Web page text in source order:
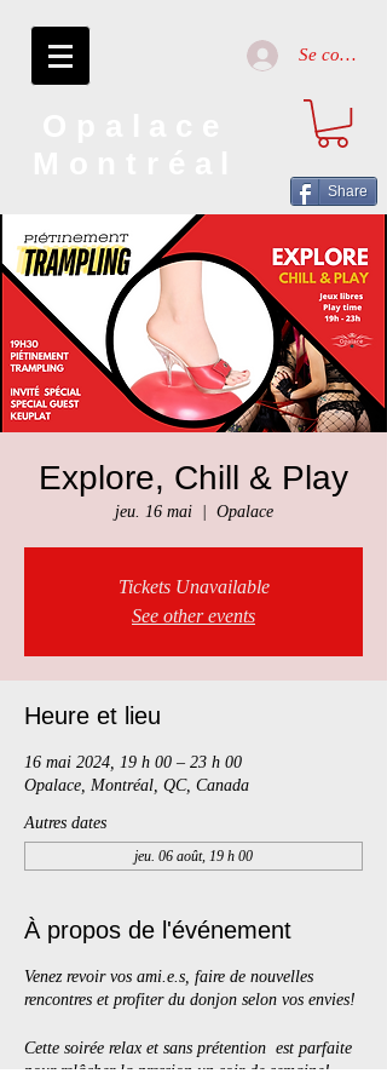
Se connecter
Share
Explore, Chill & Play
jeu. 16 mai
  |
Opalace
Tickets Unavailable
See other events
Heure et lieu
16 mai 2024, 19 h 00 – 23 h 00
Opalace, Montréal, QC, Canada
Autres dates
jeu. 06 août, 19 h 00
À propos de l'événement
Venez revoir vos ami.e.s, faire de nouvelles
rencontres et profiter du donjon selon vos envies!
Cette soirée relax et sans prétention est parfaite
pour relâcher la pression un soir de semaine!